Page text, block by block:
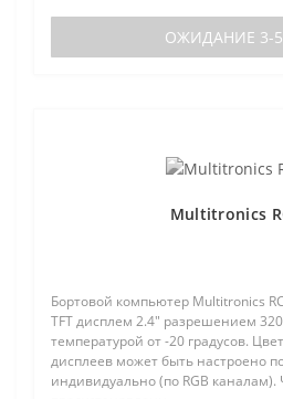
ОЖИДАНИЕ 3-
Multitronics
Бортовой компьютер Multitronics
TFT дисплем 2.4" разрешением
температурой от -20 градусов.
дисплеев может быть настроено
индивидуально (по RGB каналам).